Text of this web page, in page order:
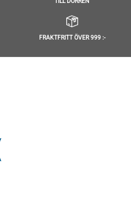
FRAKTFRITT ÖVER 999 :-